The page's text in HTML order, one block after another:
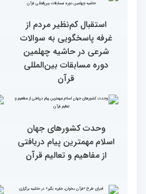
گزارش تصویری اولین روز
رقابت بخش بانوان چهلمین
دوره مسابقات بین المللی
قرآن کریم (بخش دوم)
سوم اسفند، نتایج مرحله
نهایی جشنواره تلاوت‌های
تقلیدی در بخش غیر
حضوری اعلام می‌شود
استقبال کم‌نظیر مردم از